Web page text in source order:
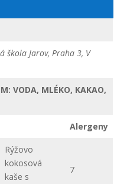
škola Jarov, Praha 3, V
VODA, MLÉKO, KAKAO,
Alergeny
Rýžovo
kokosová
kaše s
7